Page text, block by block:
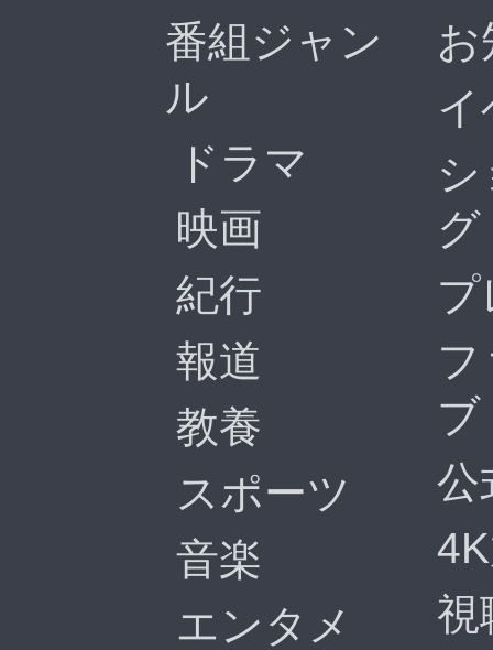
番組ジャン
ル
ドラマ
映画
紀行
報道
教養
スポーツ
音楽
エンタメ
お
イ
グ
プ
ブ
公
視